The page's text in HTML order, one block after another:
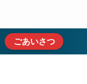
ごあいさつ